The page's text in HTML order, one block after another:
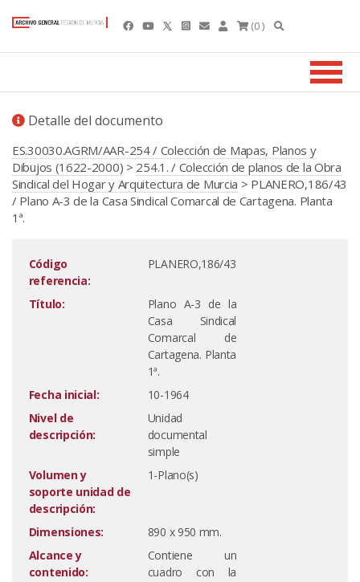
(0 )
Detalle del documento
ES.30030.AGRM/AAR-254 / Colección de Mapas, Planos y
Dibujos (1622-2000) > 254.1. / Colección de planos de la Obra
Sindical del Hogar y Arquitectura de Murcia > PLANERO,186/43
/ Plano A-3 de la Casa Sindical Comarcal de Cartagena. Planta
1ª.
Código
referencia:
PLANERO,186/43
Título:
Plano A-3 de la
Casa Sindical
Comarcal de
Cartagena. Planta
1ª.
Fecha inicial:
10-1964
Nivel de
descripción:
Unidad
documental
simple
Volumen y
soporte unidad de
descripción:
1-Plano(s)
Dimensiones:
890 x 950 mm.
Alcance y
contenido:
Contiene un
cuadro con la